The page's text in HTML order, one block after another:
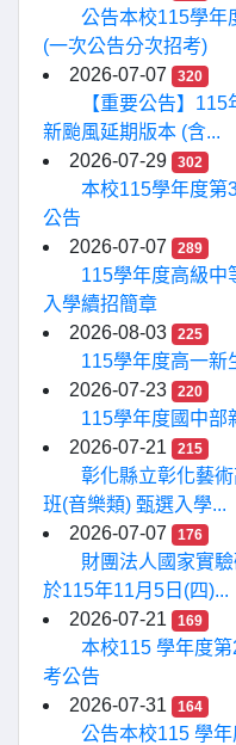
公告本校115學年
(一次公告分次招考)
2026-07-07
320
【重要公告】
新颱風延期版本 (含...
2026-07-29
302
本校115學年度第
公告
2026-07-07
289
115學年度高級中
入學續招簡章
2026-08-03
225
115學年度高一新
2026-07-23
220
115學年度國中部
2026-07-21
215
彰化縣立彰化藝
班(音樂類) 甄選入學...
2026-07-07
176
財團法人國家實
於115年11月5日(四)...
2026-07-21
169
本校115 學年度
考公告
2026-07-31
164
公告本校115 學